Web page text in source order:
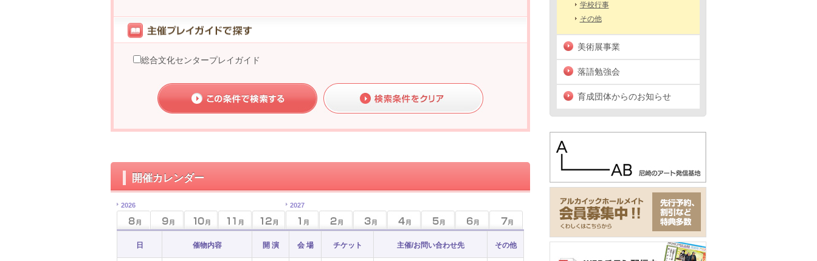
総合文化センタープレイガイド
開催カレンダー
2026 2027
日 催物内容 開 演 会 場 チケット 主催/お問い合わせ先 その他
学校行事
その他
美術展事業
落語勉強会
育成団体からのお知らせ